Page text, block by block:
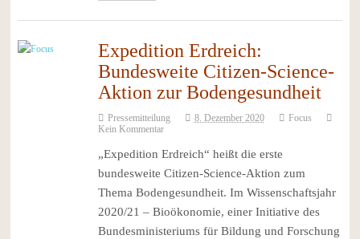
Expedition Erdreich:
Bundesweite Citizen-Science-
Aktion zur Bodengesundheit
Pressemitteilung 8. Dezember 2020
Focus
Kein Kommentar
„Expedition Erdreich“ heißt die erste
bundesweite Citizen-Science-Aktion zum
Thema Bodengesundheit. Im Wissenschaftsjahr
2020/21 – Bioökonomie, einer Initiative des
Bundesministeriums für Bildung und Forschung